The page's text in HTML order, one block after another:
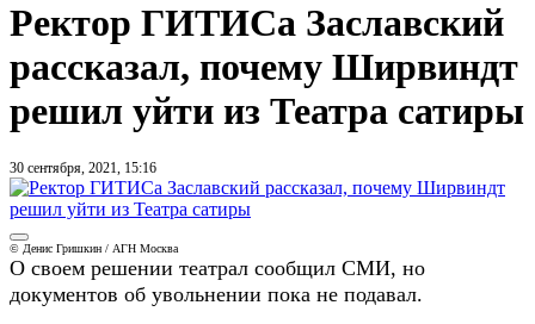
Ректор ГИТИСа Заславский
рассказал, почему Ширвиндт
решил уйти из Театра сатиры
30 сентября, 2021, 15:16
© Денис Гришкин / АГН Москва
О своем решении театрал сообщил СМИ, но
документов об увольнении пока не подавал.